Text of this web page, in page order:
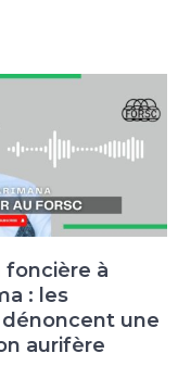
foncière à
: les
une
aurifère